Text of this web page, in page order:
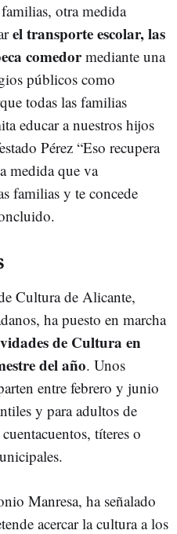
otra medida
el transporte escolar, las
comedormediante una
públicos como
todas las familias
educar a nuestros hijos
Pérez “Eso recupera
medida que va
familias y te concede
Cultura de Alicante,
ha puesto en marcha
de Cultura en
del año. Unos
entre febrero y junio
y para adultos de
títeres o
Manresa, ha señalado
acercar la cultura a los